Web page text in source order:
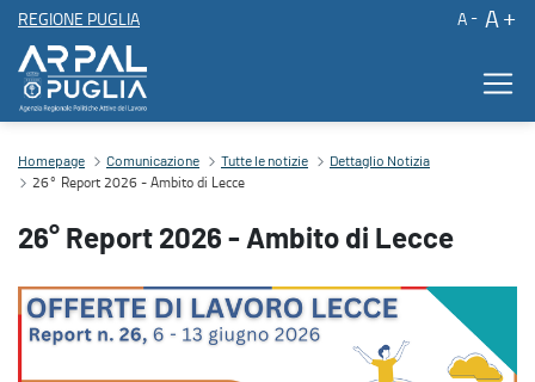
REGIONE PUGLIA A A
26° Report 2026 - Ambito di Lecce
Contenuto principale
Homepage Comunicazione Tutte le notizie Dettaglio Notizia
26° Report 2026 - Ambito di Lecce
26° Report 2026 - Ambito di Lecce